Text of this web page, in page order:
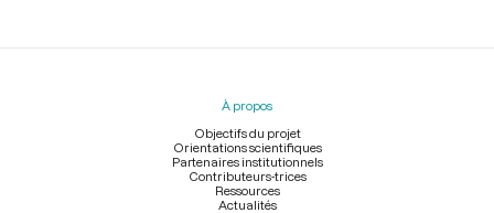
Menu
À propos
Objectifs du projet
Orientations scientifiques
Partenaires institutionnels
Contributeurs-trices
Ressources
Actualités